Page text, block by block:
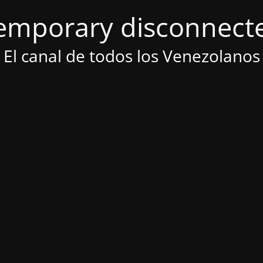
El canal de todos los Venezolanos